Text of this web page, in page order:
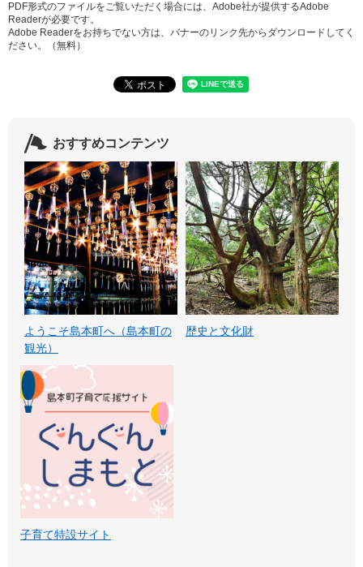
PDF形式のファイルをご覧いただく場合には、Adobe社が提供するAdobe
Readerが必要です。
Adobe Readerをお持ちでない方は、バナーのリンク先からダウンロードしてく
ださい。（無料）
おすすめコンテンツ
ようこそ島本町へ（島本町の
観光）
歴史と文化財
子育て特設サイト